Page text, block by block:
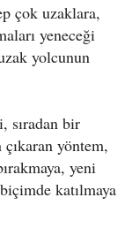
çok uzaklara,
yeneceği
yolcunun
sıradan bir
yöntem,
yeni
katılmaya